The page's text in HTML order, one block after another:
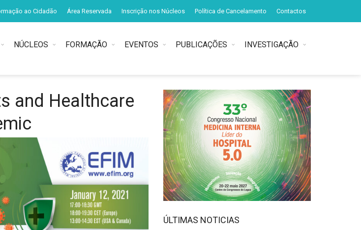
ao Cidadão Área Reservada Inscrição nos Núcleos Política de Cancelamento Contactos
NÚCLEOS FORMAÇÃO EVENTOS PUBLICAÇÕES INVESTIGAÇÃO
and Healthcare
ÚLTIMAS NOTICIAS